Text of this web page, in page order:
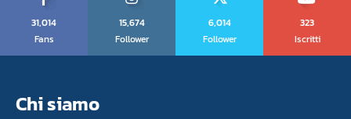
31,014
Fans
15,674
Follower
6,014
Follower
323
Iscritti
Chi siamo